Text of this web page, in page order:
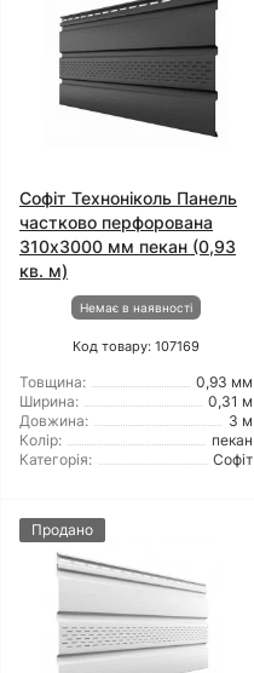
Софіт Техноніколь Панель
частково перфорована
310х3000 мм пекан (0,93
кв. м)
Немає в наявності
Код товару: 107169
Товщина:
0,93 мм
Ширина:
0,31 м
Довжина:
3 м
Колір:
пекан
Категорія:
Софіт
Продано